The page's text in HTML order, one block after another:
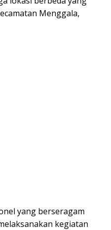
Menggala,
yang berseragam
kegiatan